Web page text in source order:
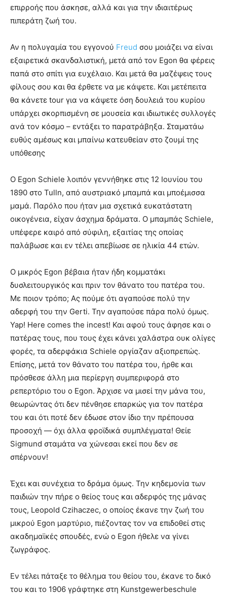
επιρροής που άσκησε, αλλά και για την ιδιαιτέρως
πιπεράτη ζωή του.
Αν η πολυγαμία του εγγονού Freud σου μοιάζει να είναι
εξαιρετικά σκανδαλιστική, μετά από τον Egon θα φέρεις
παπά στο σπίτι για ευχέλαιο. Και μετά θα μαζέψεις τους
φίλους σου και θα έρθετε να με κάψετε. Και μετέπειτα
θα κάνετε tour για να κάψετε όση δουλειά του κυρίου
υπάρχει σκορπισμένη σε μουσεία και ιδιωτικές συλλογές
ανά τον κόσμο – εντάξει το παρατράβηξα. Σταματάω
ευθύς αμέσως και μπαίνω κατευθείαν στο ζουμί της
υπόθεσης
Ο Egon Schiele λοιπόν γεννήθηκε στις 12 Ιουνίου του
1890 στο Tulln, από αυστριακό μπαμπά και μποέμισσα
μαμά. Παρόλο που ήταν μια σχετικά ευκατάστατη
οικογένεια, είχαν άσχημα δράματα. Ο μπαμπάς Schiele,
υπέφερε καιρό από σύφιλη, εξαιτίας της οποίας
παλάβωσε και εν τέλει απεβίωσε σε ηλικία 44 ετών.
Ο μικρός Egon βέβαια ήταν ήδη κομματάκι
δυσλειτουργικός και πριν τον θάνατο του πατέρα του.
Με ποιον τρόπο; Ας πούμε ότι αγαπούσε πολύ την
αδερφή του την Gerti. Την αγαπούσε πάρα πολύ όμως.
Yap! Here comes the incest! Και αφού τους άφησε και ο
πατέρας τους, που τους έχει κάνει χαλάστρα ουκ ολίγες
φορές, τα αδερφάκια Schiele οργίαζαν αξιοπρεπώς.
Επίσης, μετά τον θάνατο του πατέρα του, ήρθε και
πρόσθεσε άλλη μια περίεργη συμπεριφορά στο
ρεπερτόριο του ο Egon. Άρχισε να μισεί την μάνα του,
θεωρώντας ότι δεν πένθησε επαρκώς για τον πατέρα
του και ότι ποτέ δεν έδωσε στον ίδιο την πρέπουσα
προσοχή — όχι άλλα φροϊδικά συμπλέγματα! Θείε
Sigmund σταμάτα να χώνεσαι εκεί που δεν σε
σπέρνουν!
Έχει και συνέχεια το δράμα όμως. Την κηδεμονία των
παιδιών την πήρε ο θείος τους και αδερφός της μάνας
τους, Leopold Czihaczec, ο οποίος έκανε την ζωή του
μικρού Egon μαρτύριο, πιέζοντας τον να επιδοθεί στις
ακαδημαϊκές σπουδές, ενώ ο Egon ήθελε να γίνει
ζωγράφος.
Εν τέλει πάταξε το θέλημα του θείου του, έκανε το δικό
του και το 1906 γράφτηκε στη Kunstgewerbeschule